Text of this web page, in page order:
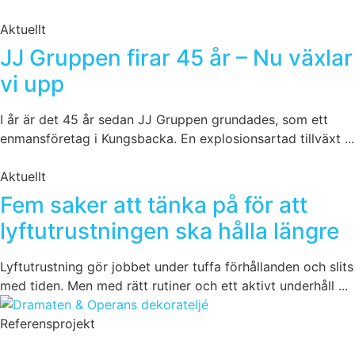
Aktuellt
JJ Gruppen firar 45 år – Nu växlar
vi upp
I år är det 45 år sedan JJ Gruppen grundades, som ett
enmansföretag i Kungsbacka. En explosionsartad tillväxt ...
Aktuellt
Fem saker att tänka på för att
lyftutrustningen ska hålla längre
Lyftutrustning gör jobbet under tuffa förhållanden och slits
med tiden. Men med rätt rutiner och ett aktivt underhåll ...
Referensprojekt